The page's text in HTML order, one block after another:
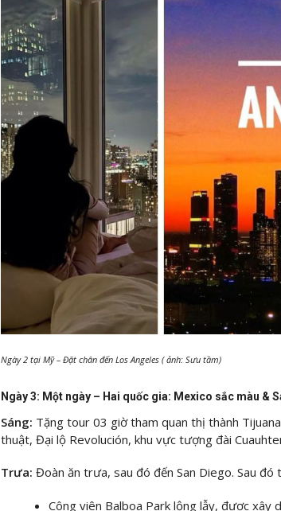
Ngày 2 tại Mỹ – Đặt chân đến Los Angeles ( ảnh: Sưu tầm)
Ngày 3: Một ngày – Hai quốc gia: Mexico sắc màu &
Sáng: Tặng tour 03 giờ tham quan thị thành
thuật, Đại lộ Revolución, khu vực tượng đài
Trưa: Đoàn ăn trưa, sau đó đến San Diego. Sau đó
Công viên Balboa Park lộng lẫy, được xây